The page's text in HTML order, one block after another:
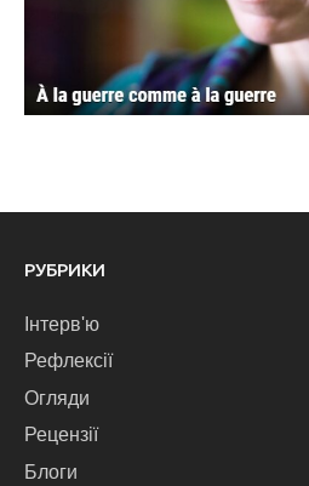
РУБРИКИ
Інтерв'ю
Рефлексії
Огляди
Рецензії
Блоги